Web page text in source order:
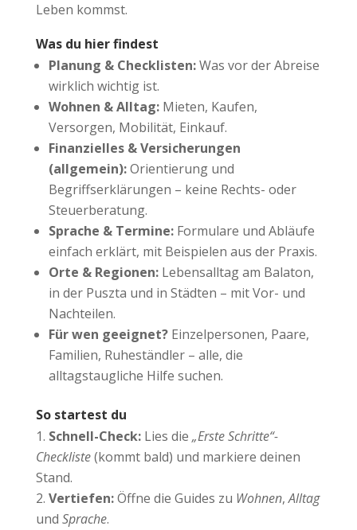
Leben kommst.
Was du hier findest
Planung & Checklisten:Was vor der Abreise
wirklich wichtig ist.
Wohnen & Alltag:Mieten, Kaufen,
Versorgen, Mobilität, Einkauf.
Finanzielles & Versicherungen
(allgemein):Orientierung und
Begriffserklärungen – keine Rechts- oder
Steuerberatung.
Sprache & Termine:Formulare und Abläufe
einfach erklärt, mit Beispielen aus der Praxis.
Orte & Regionen:Lebensalltag am Balaton,
in der Puszta und in Städten – mit Vor- und
Nachteilen.
Für wen geeignet?Einzelpersonen, Paare,
Familien, Ruheständler – alle, die
alltagstaugliche Hilfe suchen.
So startest du
Schnell-Check:Lies die „Erste Schritte“-
Checkliste(kommt bald) und markiere deinen
Stand.
Vertiefen:Öffne die Guides zu Wohnen,Alltag
und Sprache.